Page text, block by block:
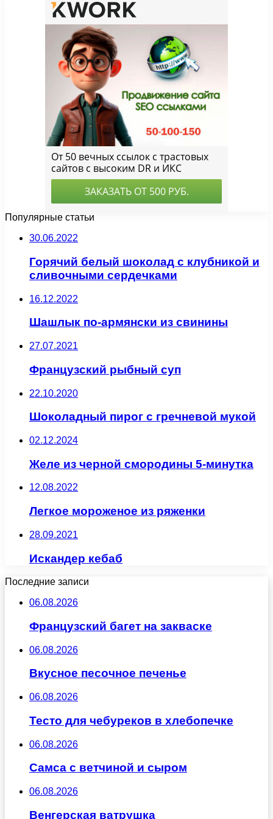
Популярные статьи
30.06.2022
Горячий белый шоколад с клубникой и
сливочными сердечками
16.12.2022
Шашлык по-армянски из свинины
27.07.2021
Французский рыбный суп
22.10.2020
Шоколадный пирог с гречневой мукой
02.12.2024
Желе из черной смородины 5-минутка
12.08.2022
Легкое мороженое из ряженки
28.09.2021
Искандер кебаб
Последние записи
06.08.2026
Французский багет на закваске
06.08.2026
Вкусное песочное печенье
06.08.2026
Тесто для чебуреков в хлебопечке
06.08.2026
Самса с ветчиной и сыром
06.08.2026
Венгерская ватрушка